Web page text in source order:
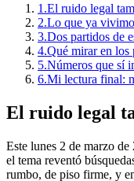
1.El ruido legal
2.Lo que ya
3.Dos partidos de
4.Qué mirar en los
5.Números que sí
6.Mi lectura final:
El ruido legal
Este lunes 2 de marzo
el tema reventó
rumbo, de piso firme, y